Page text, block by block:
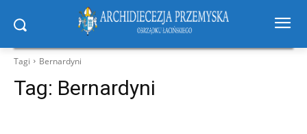
Tagi Bernardyni
Tag: Bernardyni